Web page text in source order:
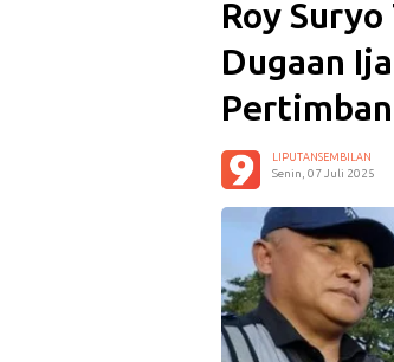
Roy
Dugaan
LIPUTANSEMBILAN
Senin, 07 Juli 2025